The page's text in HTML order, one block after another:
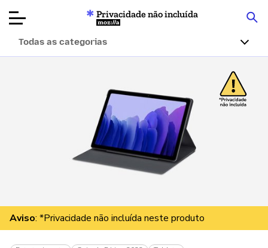
Artigos
Sobre
Doar
Privacidade não incluída
Mozilla
Todas as categorias
Aviso: *Privacidade não incluída neste produto